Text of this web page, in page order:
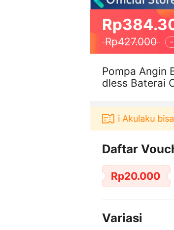
Rp427.000 -
Pompa Angin
dless Baterai
berbelanja di aplikasi Akulaku bisa
Daftar
Rp20.000
Variasi